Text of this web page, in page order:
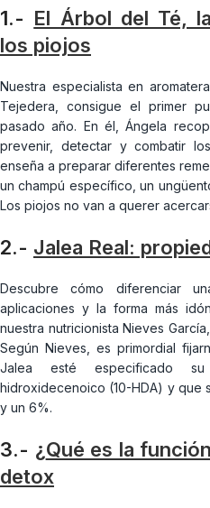
1.- El Árbol del Té,
los piojos
Nuestra especialista en
Tejedera, consigue el primer
pasado año. En él, Ángela
prevenir, detectar y combatir
enseña a preparar diferentes
un champú específico, un
Los piojos no van a querer
2.- Jalea Real:
Descubre cómo diferenciar
aplicaciones y la forma más
nuestra nutricionista Nieves
Según Nieves, es primordial
Jalea esté especificado
hidroxidecenoico (10-HDA) y que
y un 6%.
3.- ¿Qué es la
detox